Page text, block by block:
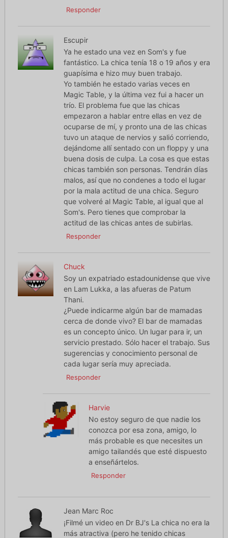
Responder
Escupir
Ya he estado una vez en Som's y fue
fantástico. La chica tenía 18 o 19 años y era
guapísima e hizo muy buen trabajo.
Yo también he estado varias veces en
Magic Table, y la última vez fui a hacer un
trío. El problema fue que las chicas
empezaron a hablar entre ellas en vez de
ocuparse de mí, y pronto una de las chicas
tuvo un ataque de nervios y salió corriendo,
dejándome allí sentado con un floppy y una
buena dosis de culpa. La cosa es que estas
chicas también son personas. Tendrán días
malos, así que no condenes a todo el lugar
por la mala actitud de una chica. Seguro
que volveré al Magic Table, al igual que al
Som's. Pero tienes que comprobar la
actitud de las chicas antes de subirlas.
Responder
Chuck
Soy un expatriado estadounidense que vive
en Lam Lukka, a las afueras de Patum
Thani.
¿Puede indicarme algún bar de mamadas
cerca de donde vivo? El bar de mamadas
es un concepto único. Un lugar para ir, un
servicio prestado. Sólo hacer el trabajo. Sus
sugerencias y conocimiento personal de
cada lugar sería muy apreciada.
Responder
Harvie
No estoy seguro de que nadie los
conozca por esa zona, amigo, lo
más probable es que necesites un
amigo tailandés que esté dispuesto
a enseñártelos.
Responder
Jean Marc Roc
¡Filmé un video en Dr BJ's La chica no era la
más atractiva (pero he tenido chicas